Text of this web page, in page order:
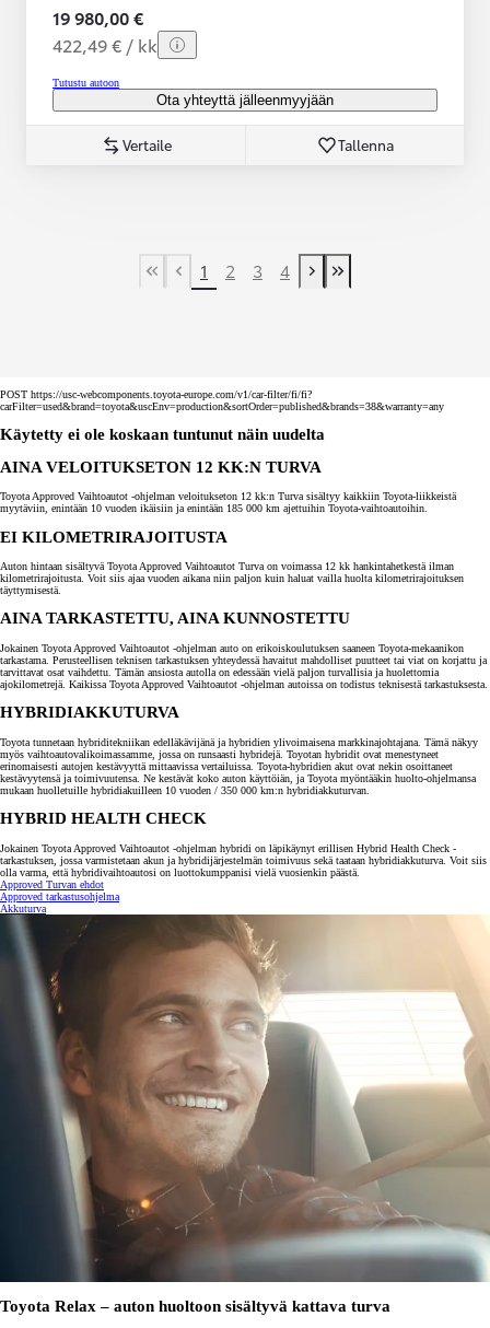
19 980,00 €
422,49 € / kk
Tutustu autoon
Ota yhteyttä jälleenmyyjään
Vertaile Tallenna
First Page
Previous page
1 2 3 4
Next page
Last Page
POST https://usc-webcomponents.toyota-europe.com/v1/car-filter/fi/fi?
carFilter=used&brand=toyota&uscEnv=production&sortOrder=published&brands=38&warranty=any
Käytetty ei ole koskaan tuntunut näin uudelta
AINA VELOITUKSETON 12 KK:N TURVA
Toyota Approved Vaihtoautot -ohjelman veloitukseton 12 kk:n Turva sisältyy kaikkiin Toyota-liikkeistä
myytäviin, enintään 10 vuoden ikäisiin ja enintään 185 000 km ajettuihin Toyota-vaihtoautoihin.
EI KILOMETRIRAJOITUSTA
Auton hintaan sisältyvä Toyota Approved Vaihtoautot Turva on voimassa 12 kk hankintahetkestä ilman
kilometrirajoitusta. Voit siis ajaa vuoden aikana niin paljon kuin haluat vailla huolta kilometrirajoituksen
täyttymisestä.
AINA TARKASTETTU, AINA KUNNOSTETTU
Jokainen Toyota Approved Vaihtoautot -ohjelman auto on erikoiskoulutuksen saaneen Toyota-mekaanikon
tarkastama. Perusteellisen teknisen tarkastuksen yhteydessä havaitut mahdolliset puutteet tai viat on korjattu ja
tarvittavat osat vaihdettu. Tämän ansiosta autolla on edessään vielä paljon turvallisia ja huolettomia
ajokilometrejä. Kaikissa Toyota Approved Vaihtoautot -ohjelman autoissa on todistus teknisestä tarkastuksesta.
HYBRIDIAKKUTURVA
Toyota tunnetaan hybriditekniikan edelläkävijänä ja hybridien ylivoimaisena markkinajohtajana. Tämä näkyy
myös vaihtoautovalikoimassamme, jossa on runsaasti hybridejä. Toyotan hybridit ovat menestyneet
erinomaisesti autojen kestävyyttä mittaavissa vertailuissa. Toyota-hybridien akut ovat nekin osoittaneet
kestävyytensä ja toimivuutensa. Ne kestävät koko auton käyttöiän, ja Toyota myöntääkin huolto-ohjelmansa
mukaan huolletuille hybridiakuilleen 10 vuoden / 350 000 km:n hybridiakkuturvan.
HYBRID HEALTH CHECK
Jokainen Toyota Approved Vaihtoautot -ohjelman hybridi on läpikäynyt erillisen Hybrid Health Check -
tarkastuksen, jossa varmistetaan akun ja hybridijärjestelmän toimivuus sekä taataan hybridiakkuturva. Voit siis
olla varma, että hybridivaihtoautosi on luottokumppanisi vielä vuosienkin päästä.
Approved Turvan ehdot
Approved tarkastusohjelma
Akkuturva
Toyota Relax – auton huoltoon sisältyvä kattava turva